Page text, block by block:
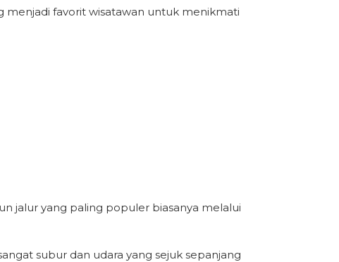
menjadi favorit wisatawan untuk menikmati
jalur yang paling populer biasanya melalui
subur dan udara yang sejuk sepanjang